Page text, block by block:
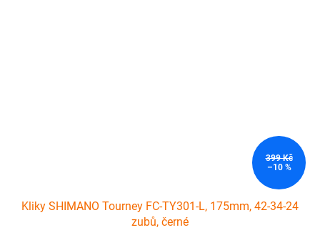
399 Kč
–10 %
Kliky SHIMANO Tourney FC-TY301-L, 175mm, 42-34-24
zubů, černé